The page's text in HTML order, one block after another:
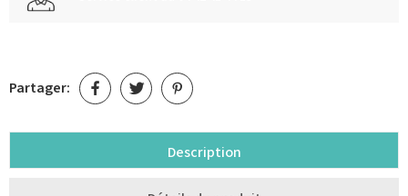
Partager:
Description